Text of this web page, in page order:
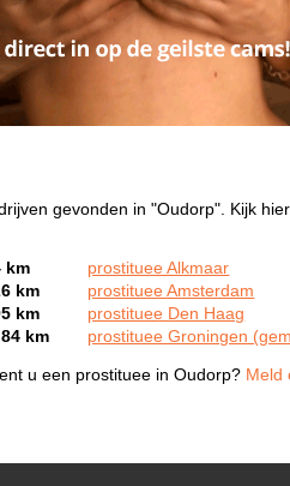
gevonden in "Oudorp". Kijk
km
prostituee Alkmaar
km
prostituee Amsterdam
km
prostituee Den Haag
km
prostituee Groningen
u een prostituee in Oudorp? Meld